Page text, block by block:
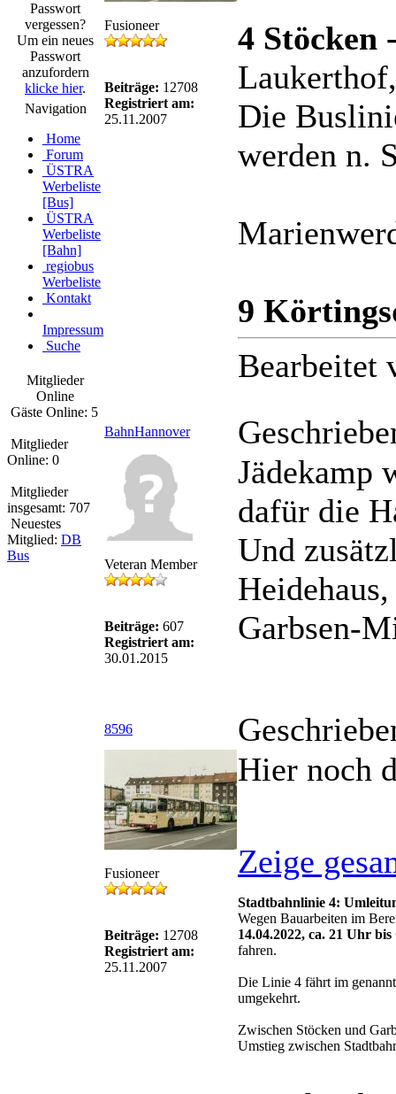
Passwort
vergessen?
Um ein neues
Passwort
anzufordern
klicke hier.
Navigation
Home
Forum
ÜSTRA
Werbeliste
[Bus]
ÜSTRA
Werbeliste
[Bahn]
regiobus
Werbeliste
Kontakt
Impressum
Suche
Mitglieder
Online
Gäste Online: 5
Mitglieder
Online: 0
Mitglieder
insgesamt: 707
Neuestes
Mitglied: DB
Bus
Fusioneer
Beiträge: 12708
Registriert am:
25.11.2007
4 Stöcken
Die
werden n.
9
Bearbeitet
BahnHannover
Veteran Member
Beiträge: 607
Registriert am:
30.01.2015
Jädekamp
dafür die
Und
Garbsen-
8596
Fusioneer
Beiträge: 12708
Registriert am:
25.11.2007
Hier noch
Zeige
Stadtbahnlinie 4:
Wegen Bauarbeiten im
14.04.2022, ca. 21 Uhr
fahren.
Die Linie 4 fährt im
umgekehrt.
Zwischen Stöcken und
Umstieg zwischen